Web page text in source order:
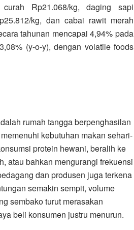
Rp21.068/kg, daging sapi
kg, dan cabai rawit merah
tahunan mencapai 4,94% pada
(y-o-y), dengan volatile foods
rumah tangga berpenghasilan
kebutuhan makan sehari-
protein hewani, beralih ke
atau bahkan mengurangi frekuensi
dan produsen juga terkena
semakin sempit, volume
sembako turut merasakan
beli konsumen justru menurun.